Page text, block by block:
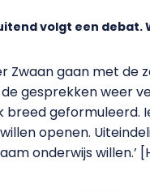
volgt een debat.
Zwaan gaan met de
gesprekken weer
geformuleerd.
openen.
onderwijs willen.’